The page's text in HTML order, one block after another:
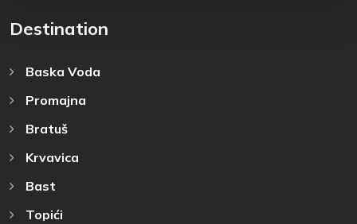
Destination
Baska Voda
Promajna
Bratuš
Krvavica
Bast
Topići